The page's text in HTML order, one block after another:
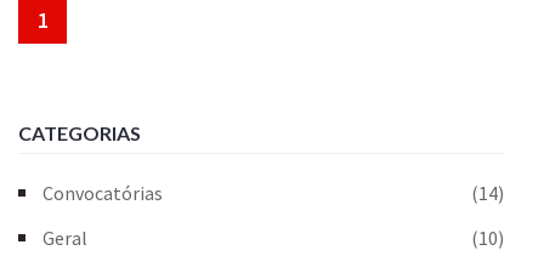
1
CATEGORIAS
Convocatórias
(14)
Geral
(10)